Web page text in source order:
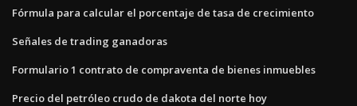
Fórmula para calcular el porcentaje de tasa de crecimiento
Señales de trading ganadoras
Formulario 1 contrato de compraventa de bienes inmuebles
Precio del petróleo crudo de dakota del norte hoy